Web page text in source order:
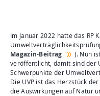
Im Januar 2022 hatte das RP
Magazin-Beitrag
). Nun
veröffentlicht, damit sind der
Schwerpunkte der
Die UVP ist das Herzstück
die Auswirkungen auf Natur